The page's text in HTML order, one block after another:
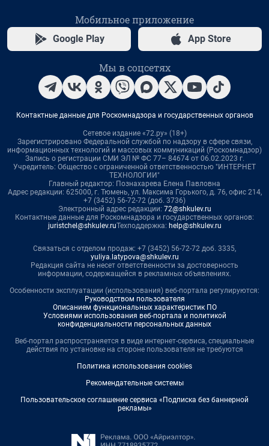
Мобильное приложение
Google Play App Store
Мы в соцсетях
Контактные данные для Роскомнадзора и государственных органов
Сетевое издание «72.ру» (18+)
Зарегистрировано Федеральной службой по надзору в сфере связи,
информационных технологий и массовых коммуникаций (Роскомнадзор)
Запись о регистрации СМИ ЭЛ № ФС 77– 84674 от 06.02.2023 г.
Учредитель: Общество с ограниченной ответственностью "ИНТЕРНЕТ
ТЕХНОЛОГИИ"
Главный редактор: Познахарева Елена Павловна
Адрес редакции: 625000, г. Тюмень, ул. Максима Горького, д. 76, офис 214,
+7 (3452) 56-72-72 (доб. 3736)
Электронный адрес редакции: 72@shkulev.ru
Контактные данные для Роскомнадзора и государственных органов:
juristchel@shkulev.ruТехподдержка: help@shkulev.ru
Связаться с отделом продаж: +7 (3452) 56-72-72 доб. 3335,
yuliya.latypova@shkulev.ru
Редакция сайта не несет ответственности за достоверность
информации, содержащейся в рекламных объявлениях.
Особенности эксплуатации (использования) веб-портала регулируются:
Руководством пользователя
Описанием функциональных характеристик ПО
Условиями использования веб-портала и политикой
конфиденциальности персональных данных
Веб-портал распространяется в виде интернет-сервиса, специальные
действия по установке на стороне пользователя не требуются
Политика использования cookies
Рекомендательные системы
Пользовательское соглашение сервиса «Подписка без баннерной
рекламы»